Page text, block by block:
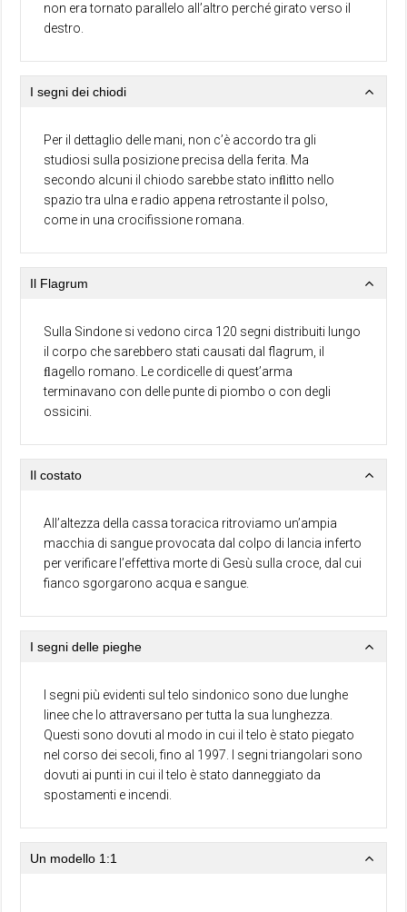
non era tornato parallelo all’altro perché girato verso il
destro.
I segni dei chiodi
Per il dettaglio delle mani, non c’è accordo tra gli
studiosi sulla posizione precisa della ferita. Ma
secondo alcuni il chiodo sarebbe stato inﬂitto nello
spazio tra ulna e radio appena retrostante il polso,
come in una crocifissione romana.
Il Flagrum
Sulla Sindone si vedono circa 120 segni distribuiti lungo
il corpo che sarebbero stati causati dal flagrum, il
ﬂagello romano. Le cordicelle di quest’arma
terminavano con delle punte di piombo o con degli
ossicini.
Il costato
All’altezza della cassa toracica ritroviamo un’ampia
macchia di sangue provocata dal colpo di lancia inferto
per verificare l’effettiva morte di Gesù sulla croce, dal cui
fianco sgorgarono acqua e sangue.
I segni delle pieghe
I segni più evidenti sul telo sindonico sono due lunghe
linee che lo attraversano per tutta la sua lunghezza.
Questi sono dovuti al modo in cui il telo è stato piegato
nel corso dei secoli, fino al 1997. I segni triangolari sono
dovuti ai punti in cui il telo è stato danneggiato da
spostamenti e incendi.
Un modello 1:1